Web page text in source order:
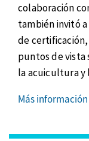
colaboración
también invitó
de certificación,
puntos de vista
la acuicultura y
Más